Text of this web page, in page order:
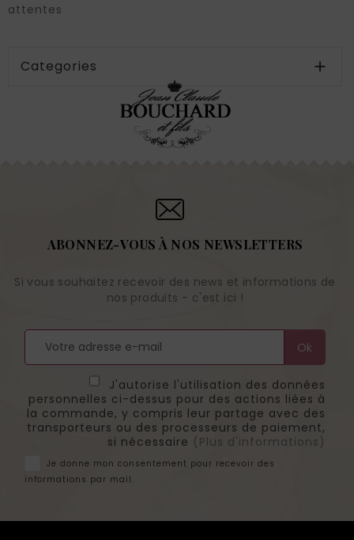
attentes
Categories 
ABONNEZ-VOUS À NOS NEWSLETTERS
Si vous souhaitez recevoir des news et informations de
nos produits - c'est ici !
J'autorise l'utilisation des données
personnelles ci-dessus pour des actions liées à
la commande, y compris leur partage avec des
transporteurs ou des processeurs de paiement,
si nécessaire (Plus d'informations)
Je donne mon consentement pour recevoir des
informations par mail.